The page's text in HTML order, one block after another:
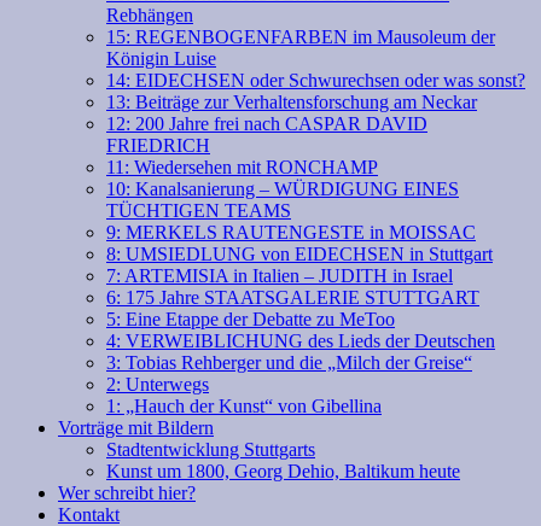
Rebhängen
15: REGENBOGENFARBEN im Mausoleum der
Königin Luise
14: EIDECHSEN oder Schwurechsen oder was sonst?
13: Beiträge zur Verhaltensforschung am Neckar
12: 200 Jahre frei nach CASPAR DAVID
FRIEDRICH
11: Wiedersehen mit RONCHAMP
10: Kanalsanierung – WÜRDIGUNG EINES
TÜCHTIGEN TEAMS
9: MERKELS RAUTENGESTE in MOISSAC
8: UMSIEDLUNG von EIDECHSEN in Stuttgart
7: ARTEMISIA in Italien – JUDITH in Israel
6: 175 Jahre STAATSGALERIE STUTTGART
5: Eine Etappe der Debatte zu MeToo
4: VERWEIBLICHUNG des Lieds der Deutschen
3: Tobias Rehberger und die „Milch der Greise“
2: Unterwegs
1: „Hauch der Kunst“ von Gibellina
Vorträge mit Bildern
Stadtentwicklung Stuttgarts
Kunst um 1800, Georg Dehio, Baltikum heute
Wer schreibt hier?
Kontakt